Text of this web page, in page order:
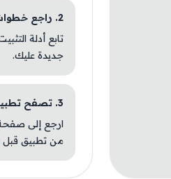
2. راجع خطوات التثبيت
تابع أدلة
جديدة عليك.
3. تصفح تطبيقات مشابهة
ارجع إلى صفحة
من تطبيق قبل